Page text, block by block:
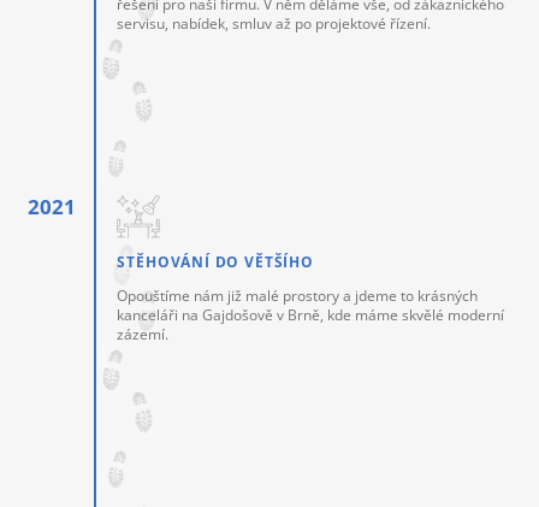
řešení pro naši firmu. V něm děláme vše, od zákaznického
servisu, nabídek, smluv až po projektové řízení.
STĚHOVÁNÍ DO VĚTŠÍHO
Opouštíme nám již malé prostory a jdeme to krásných
kanceláři na Gajdošově v Brně, kde máme skvělé moderní
zázemí.